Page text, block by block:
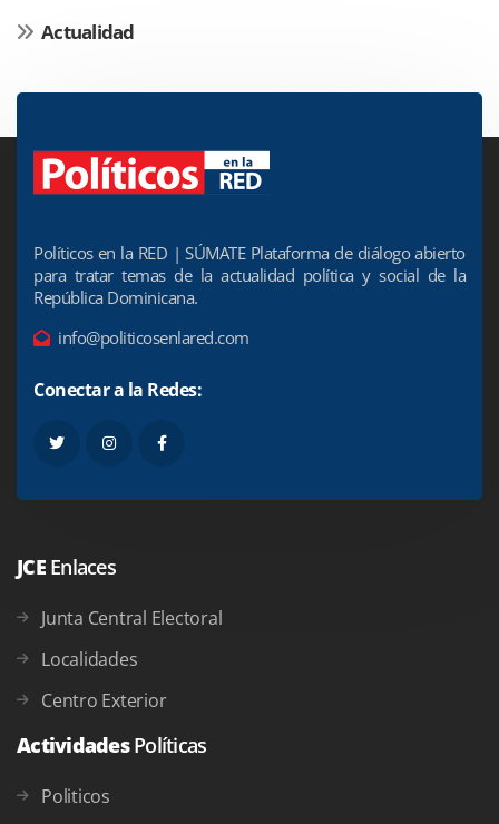
Actualidad
Políticos en la RED | SÚMATE Plataforma de diálogo abierto
para tratar temas de la actualidad política y social de la
República Dominicana.
info@politicosenlared.com
Conectar a la Redes:
JCE Enlaces
Junta Central Electoral
Localidades
Centro Exterior
ActividadesPolíticas
Politicos